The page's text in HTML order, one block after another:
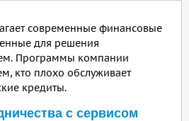
современные финансовые
для решения
Программы компании
кто плохо обслуживает
кредиты.
с сервисом